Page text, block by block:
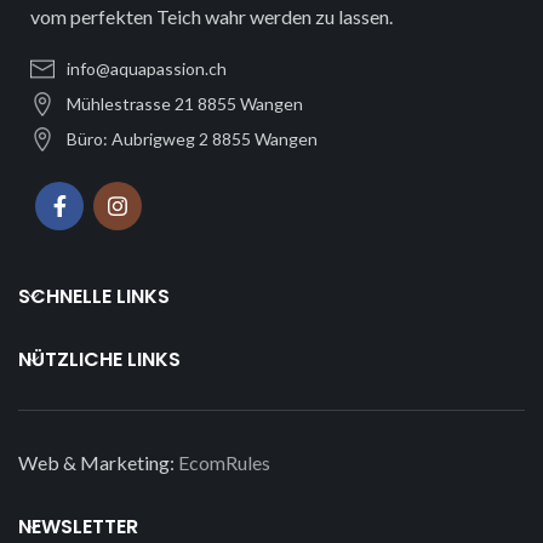
vom perfekten Teich wahr werden zu lassen.
info@aquapassion.ch
Mühlestrasse 21 8855 Wangen
Büro: Aubrigweg 2 8855 Wangen
SCHNELLE LINKS
NÜTZLICHE LINKS
Web & Marketing: EcomRules
NEWSLETTER